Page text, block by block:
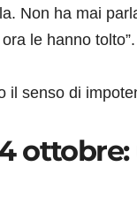
Non ha mai
le hanno
il senso di